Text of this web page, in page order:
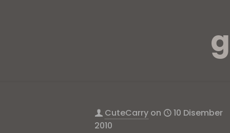
CuteCarry on
10 Disember
2010